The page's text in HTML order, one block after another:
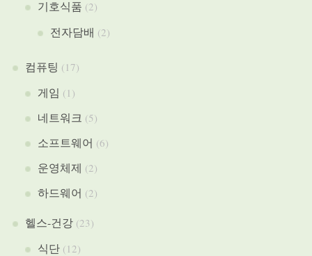
기호식품 (2)
전자담배 (2)
컴퓨팅 (17)
게임 (1)
네트워크 (5)
소프트웨어 (6)
운영체제 (2)
하드웨어 (2)
헬스-건강(23)
식단(12)